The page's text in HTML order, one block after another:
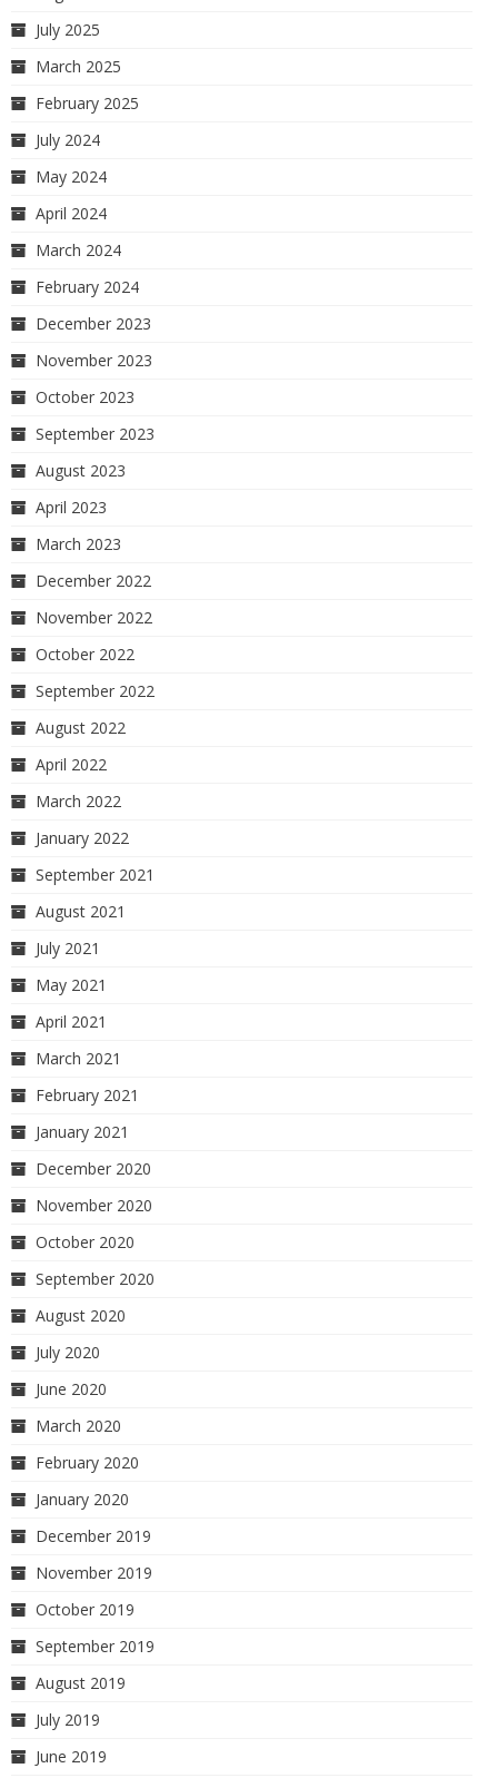
July 2025
March 2025
February 2025
July 2024
May 2024
April 2024
March 2024
February 2024
December 2023
November 2023
October 2023
September 2023
August 2023
April 2023
March 2023
December 2022
November 2022
October 2022
September 2022
August 2022
April 2022
March 2022
January 2022
September 2021
August 2021
July 2021
May 2021
April 2021
March 2021
February 2021
January 2021
December 2020
November 2020
October 2020
September 2020
August 2020
July 2020
June 2020
March 2020
February 2020
January 2020
December 2019
November 2019
October 2019
September 2019
August 2019
July 2019
June 2019